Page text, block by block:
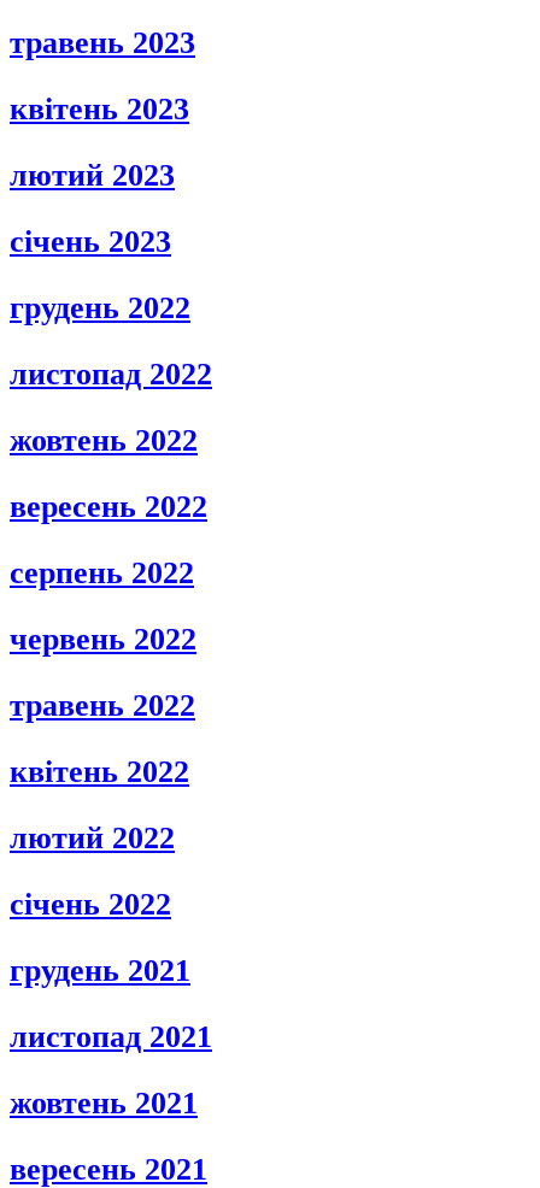
травень 2023
квітень 2023
лютий 2023
січень 2023
грудень 2022
листопад 2022
жовтень 2022
вересень 2022
серпень 2022
червень 2022
травень 2022
квітень 2022
лютий 2022
січень 2022
грудень 2021
листопад 2021
жовтень 2021
вересень 2021